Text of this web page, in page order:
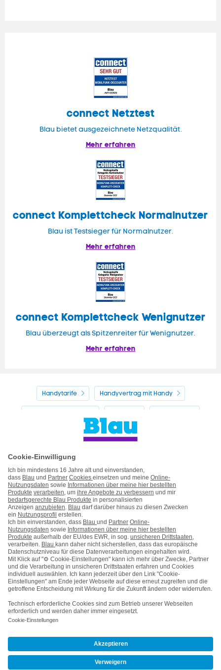
connect Netztest
Blau bietet ausgezeichnete Netzqualität.
Mehr erfahren
connect Komplettcheck Normalnutzer
Blau ist Testsieger für Normalnutzer.
Mehr erfahren
connect Komplettcheck Wenignutzer
Blau überzeugt als Spitzenreiter für Wenignutzer.
Mehr erfahren
Handytarife Handyvertrag mit Handy
Handyvertrag ohne Handy
Kontakt Impressum AGB & Pflichtinformationen
Hinweise ElektroG/BattG Datenschutz
Barrierefreiheit Karriere Cookie-Einstellungen
Kooperations- & Werbepartner Vertrag widerrufen
Vertrag kündigen
Nach oben
© Telefónica Germany GmbH & Co. OHG